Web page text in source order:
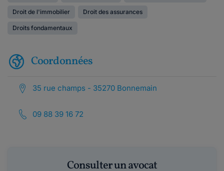
Droit de l'immobilier Droit des assurances
Droits fondamentaux
Coordonnées
35 rue champs - 35270 Bonnemain
09 88 39 16 72
Consulter un avocat